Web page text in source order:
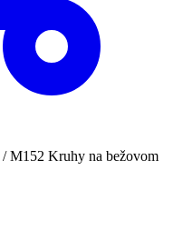
/M152 Kruhy na bežovom